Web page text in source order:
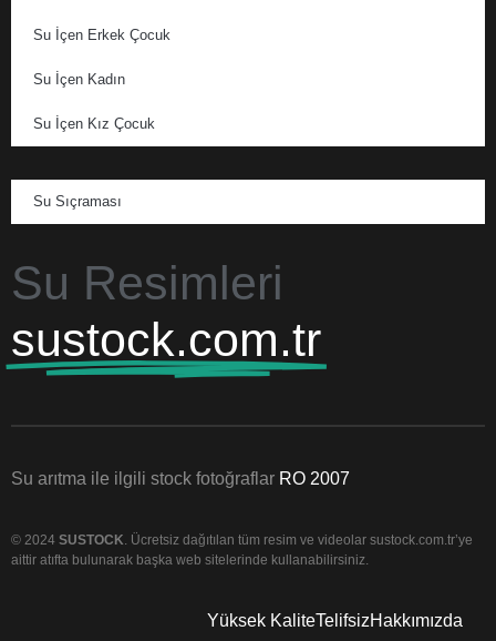
Su İçen Erkek Çocuk
Su İçen Kadın
Su İçen Kız Çocuk
Su Sıçraması
Su Resimleri
sustock.com.tr
Su arıtma ile ilgili stock fotoğraflar RO 2007
© 2024 SUSTOCK. Ücretsiz dağıtılan tüm resim ve videolar sustock.com.tr’ye
aittir atıfta bulunarak başka web sitelerinde kullanabilirsiniz.
Yüksek KaliteTelifsizHakkımızda